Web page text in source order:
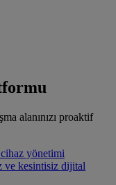
alanınızı proaktif
yönetimi
ve kesintisiz dijital